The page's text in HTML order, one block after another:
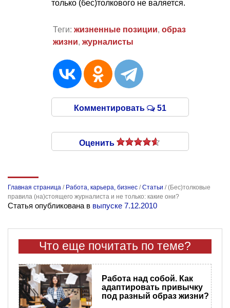
только (бес)толкового не валяется.
Теги: жизненные позиции, образ
жизни, журналисты
Комментировать 51
Оценить
Главная страница / Работа, карьера, бизнес /Статьи /(Бес)толковые
правила (на)стоящего журналиста и не только: какие они?
Статья опубликована в выпуске 7.12.2010
Что еще почитать по теме?
Работа над собой. Как
адаптировать привычку
под разный образ жизни?